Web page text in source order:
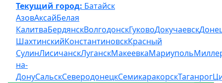
Текущий город: Батайск
АзовАксайБелая
КалитваБердянскВолгодонскГуковоДокучаевск
ШахтинскийКонстантиновскКрасный
СулинЛисичанскЛуганскМакеевкаМариуполь
на-
ДонуСальскСеверодонецкСемикаракорскТаганрог